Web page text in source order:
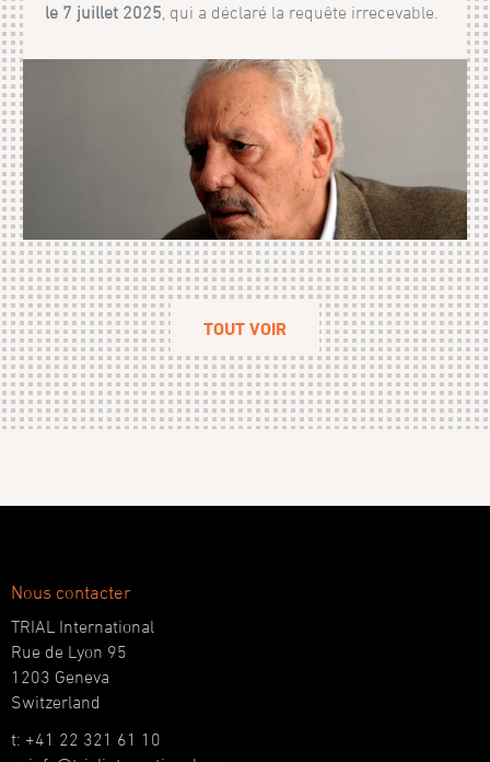
le 7 juillet 2025 , qui a déclaré la requête irrecevable.
TOUT VOIR
Nous contacter
TRIAL International
Rue de Lyon 95
1203 Geneva
Switzerland
t: +41 22 321 61 10